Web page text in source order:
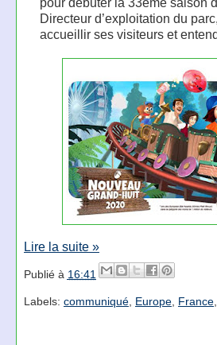
Directeur d’exploitation du
accueillir ses visiteurs et
Lire la suite »
Publié à 16:41
Labels: communiqué, Europe, France,